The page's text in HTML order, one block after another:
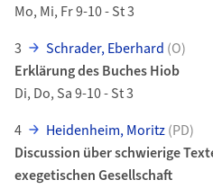
Mo, Mi, Fr 9-10 - St 3
3
Schrader, Eberhard (O)
Erklärung des Buches Hiob
Di, Do, Sa 9-10 - St 3
4
Heidenheim, Moritz(PD)
Discussion über schwierige
exegetischen Gesellschaft